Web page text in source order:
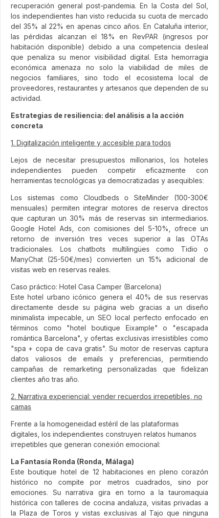
recuperación general post-pandemia. En la Costa del Sol,
los independientes han visto reducida su cuota de mercado
del 35% al 22% en apenas cinco años. En Cataluña interior,
las pérdidas alcanzan el 18% en RevPAR (ingresos por
habitación disponible) debido a una competencia desleal
que penaliza su menor visibilidad digital. Esta hemorragia
económica amenaza no solo la viabilidad de miles de
negocios familiares, sino todo el ecosistema local de
proveedores, restaurantes y artesanos que dependen de su
actividad.
Estrategias de resiliencia: del análisis a la acción
concreta
1. Digitalización inteligente y accesible para todos
Lejos de necesitar presupuestos millonarios, los hoteles
independientes pueden competir eficazmente con
herramientas tecnológicas ya democratizadas y asequibles:
Los sistemas como Cloudbeds o SiteMinder (100-300€
mensuales) permiten integrar motores de reserva directos
que capturan un 30% más de reservas sin intermediarios.
Google Hotel Ads, con comisiones del 5-10%, ofrece un
retorno de inversión tres veces superior a las OTAs
tradicionales. Los chatbots multilingües como Tidio o
ManyChat (25-50€/mes) convierten un 15% adicional de
visitas web en reservas reales.
Caso práctico: Hotel Casa Camper (Barcelona)
Este hotel urbano icónico genera el 40% de sus reservas
directamente desde su página web gracias a un diseño
minimalista impecable, un SEO local perfecto enfocado en
términos como "hotel boutique Eixample" o "escapada
romántica Barcelona", y ofertas exclusivas irresistibles como
"spa + copa de cava gratis". Su motor de reservas captura
datos valiosos de emails y preferencias, permitiendo
campañas de remarketing personalizadas que fidelizan
clientes año tras año.
2. Narrativa experiencial: vender recuerdos irrepetibles, no
camas
Frente a la homogeneidad estéril de las plataformas
digitales, los independientes construyen relatos humanos
irrepetibles que generan conexión emocional:
La Fantasía Ronda (Ronda, Málaga)
Este boutique hotel de 12 habitaciones en pleno corazón
histórico no compite por metros cuadrados, sino por
emociones. Su narrativa gira en torno a la tauromaquia
histórica con talleres de cocina andaluza, visitas privadas a
la Plaza de Toros y vistas exclusivas al Tajo que ninguna